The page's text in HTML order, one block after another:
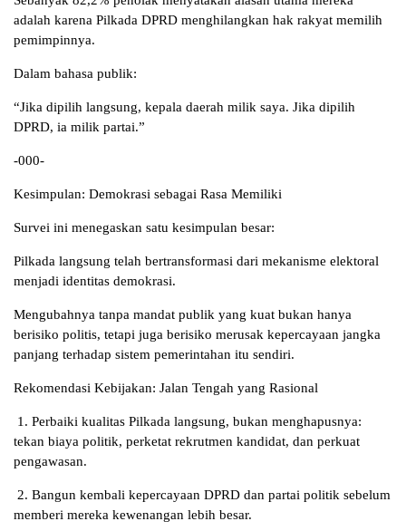
adalah karena Pilkada DPRD menghilangkan hak rakyat memilih
pemimpinnya.
Dalam bahasa publik:
“Jika dipilih langsung, kepala daerah milik saya. Jika dipilih
DPRD, ia milik partai.”
-000-
Kesimpulan: Demokrasi sebagai Rasa Memiliki
Survei ini menegaskan satu kesimpulan besar:
Pilkada langsung telah bertransformasi dari mekanisme elektoral
menjadi identitas demokrasi.
Mengubahnya tanpa mandat publik yang kuat bukan hanya
berisiko politis, tetapi juga berisiko merusak kepercayaan jangka
panjang terhadap sistem pemerintahan itu sendiri.
Rekomendasi Kebijakan: Jalan Tengah yang Rasional
1. Perbaiki kualitas Pilkada langsung, bukan menghapusnya:
tekan biaya politik, perketat rekrutmen kandidat, dan perkuat
pengawasan.
2. Bangun kembali kepercayaan DPRD dan partai politik sebelum
memberi mereka kewenangan lebih besar.